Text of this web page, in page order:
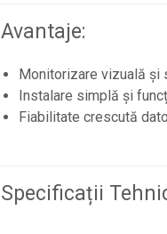
Avantaje:
Monitorizare vizuală și
Instalare simplă și
Fiabilitate crescută
Specificații